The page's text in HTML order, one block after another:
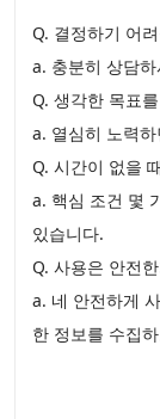
Q. 결정하기 어
a. 충분히 상담
Q. 생각한 목표
a. 열심히 노력
Q. 시간이 없을
a. 핵심 조건 몇
있습니다.
Q. 사용은 안전
a. 네 안전하게
한 정보를 수집